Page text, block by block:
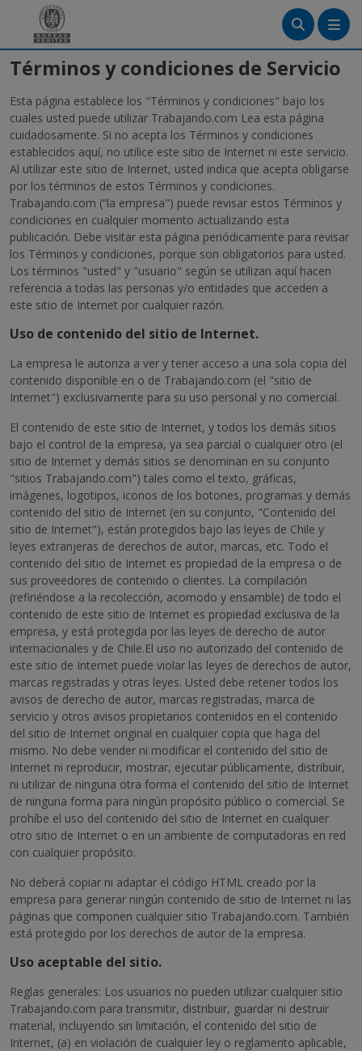
Menú
Crea tu cuenta
Ingresa
Términos y condiciones de Servicio
Esta página establece los "Términos y condiciones" bajo los
cuales usted puede utilizar Trabajando.com Lea esta página
cuidadosamente. Si no acepta los Términos y condiciones
establecidos aquí, no utilice este sitio de Internet ni este servicio.
Al utilizar este sitio de Internet, usted indica que acepta obligarse
por los términos de estos Términos y condiciones.
Trabajando.com (“la empresa") puede revisar estos Términos y
condiciones en cualquier momento actualizando esta
publicación. Debe visitar esta página periódicamente para revisar
los Términos y condiciones, porque son obligatorios para usted.
Los términos "usted" y "usuario" según se utilizan aquí hacen
referencia a todas las personas y/o entidades que acceden a
este sitio de Internet por cualquier razón.
Uso de contenido del sitio de Internet.
La empresa le autoriza a ver y tener acceso a una sola copia del
contenido disponible en o de Trabajando.com (el "sitio de
Internet") exclusivamente para su uso personal y no comercial.
El contenido de este sitio de Internet, y todos los demás sitios
bajo el control de la empresa, ya sea parcial o cualquier otro (el
sitio de Internet y demás sitios se denominan en su conjunto
"sitios Trabajando.com") tales como el texto, gráficas,
imágenes, logotipos, iconos de los botones, programas y demás
contenido del sitio de Internet (en su conjunto, "Contenido del
sitio de Internet"), están protegidos bajo las leyes de Chile y
leyes extranjeras de derechos de autor, marcas, etc. Todo el
contenido del sitio de Internet es propiedad de la empresa o de
sus proveedores de contenido o clientes. La compilación
(refiriéndose a la recolección, acomodo y ensamble) de todo el
contenido de este sitio de Internet es propiedad exclusiva de la
empresa, y está protegida por las leyes de derecho de autor
internacionales y de Chile.El uso no autorizado del contenido de
este sitio de Internet puede violar las leyes de derechos de autor,
marcas registradas y otras leyes. Usted debe retener todos los
avisos de derecho de autor, marcas registradas, marca de
servicio y otros avisos propietarios contenidos en el contenido
del sitio de Internet original en cualquier copia que haga del
mismo. No debe vender ni modificar el contenido del sitio de
Internet ni reproducir, mostrar, ejecutar públicamente, distribuir,
ni utilizar de ninguna otra forma el contenido del sitio de Internet
de ninguna forma para ningún propósito público o comercial. Se
prohíbe el uso del contenido del sitio de Internet en cualquier
otro sitio de Internet o en un ambiente de computadoras en red
con cualquier propósito.
No deberá copiar ni adaptar el código HTML creado por la
empresa para generar ningún contenido de sitio de Internet ni las
páginas que componen cualquier sitio Trabajando.com. También
está protegido por los derechos de autor de la empresa.
Uso aceptable del sitio.
Reglas generales: Los usuarios no pueden utilizar cualquier sitio
Trabajando.com para transmitir, distribuir, guardar ni destruir
material, incluyendo sin limitación, el contenido del sitio de
Internet, (a) en violación de cualquier ley o reglamento aplicable,